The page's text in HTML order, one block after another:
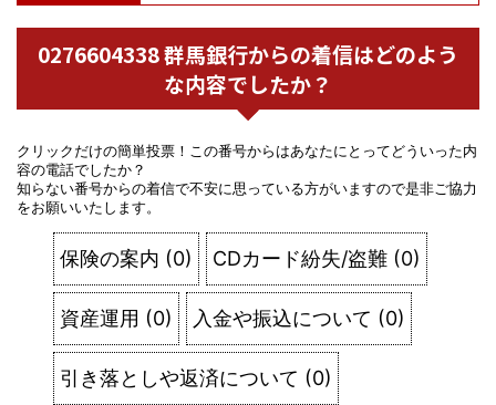
0276604338 群馬銀行からの着信はどのよう
な内容でしたか？
クリックだけの簡単投票！この番号からはあなたにとってどういった内
容の電話でしたか？
知らない番号からの着信で不安に思っている方がいますので是非ご協力
をお願いいたします。
保険の案内 (0) CDカード紛失/盗難 (0)
資産運用 (0) 入金や振込について (0)
引き落としや返済について (0)